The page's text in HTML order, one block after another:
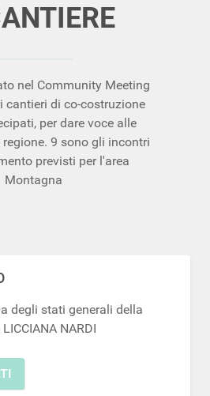
nel Community Meeting
cantieri di co-costruzione
per dare voce alle
regione. 9 sono gli incontri
previsti per l'area
Montagna
degli stati generali della
NARDI